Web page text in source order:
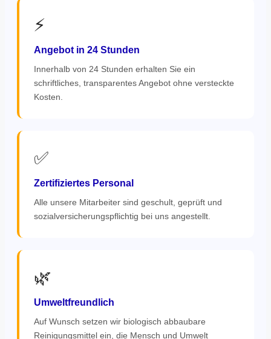
⚡
Angebot in 24 Stunden
Innerhalb von 24 Stunden erhalten Sie ein
schriftliches, transparentes Angebot ohne versteckte
Kosten.
✅
Zertifiziertes Personal
Alle unsere Mitarbeiter sind geschult, geprüft und
sozialversicherungspflichtig bei uns angestellt.
🌿
Umweltfreundlich
Auf Wunsch setzen wir biologisch abbaubare
Reinigungsmittel ein, die Mensch und Umwelt